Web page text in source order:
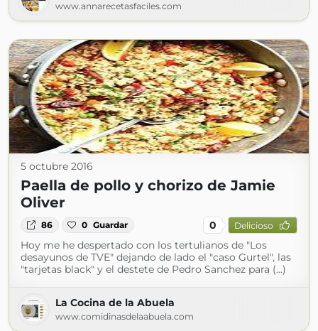
www.annarecetasfaciles.com
5 octubre 2016
Paella de pollo y chorizo de Jamie
Oliver
86 0 Guardar 0 Delicioso
Hoy me he despertado con los tertulianos de "Los
desayunos de TVE" dejando de lado el "caso Gurtel", las
"tarjetas black" y el destete de Pedro Sanchez para (...)
La Cocina de la Abuela
www.comidinasdelaabuela.com